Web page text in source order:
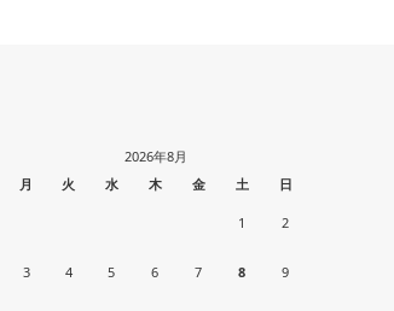
2026年8月
月
火 水 木 金 土 日
1 2
3 4 5 6 7 8 9